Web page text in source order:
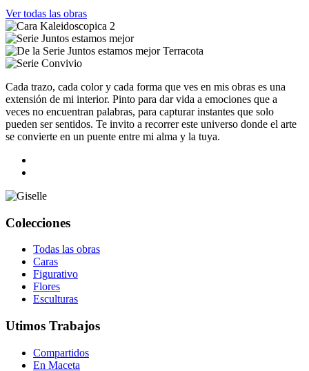
Ver todas las obras
Cada trazo, cada color y cada forma que ves en mis obras es una
extensión de mi interior. Pinto para dar vida a emociones que a
veces no encuentran palabras, para capturar instantes que solo
pueden ser sentidos. Te invito a recorrer este universo donde el arte
se convierte en un puente entre mi alma y la tuya.
Colecciones
Todas las obras
Caras
Figurativo
Flores
Esculturas
Utimos Trabajos
Compartidos
En Maceta